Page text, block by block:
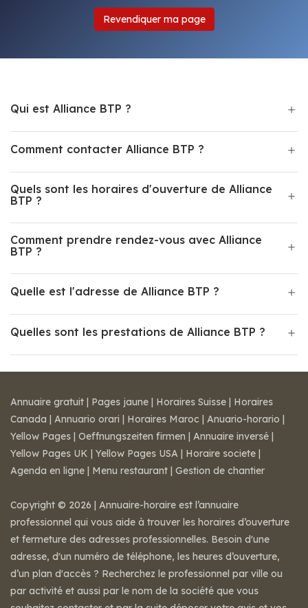
Revendiquer ma page
Qui est Alliance BTP ?
Comment contacter Alliance BTP ?
Quels sont les horaires d'ouverture de Alliance
BTP ?
Comment prendre rendez-vous avec Alliance
BTP ?
Quelle est l'adresse de Alliance BTP ?
Quelles sont les prestations de Alliance BTP ?
Annuaire gratuit | Pages jaune | Horaires Suisse | Horaires
Canada | Annuario orari | Horaires Maroc | Anuario-horario |
Yellow Pages | Oeffnungszeiten firmen | Annuaire inversé |
Yellow Pages UK | Yellow Pages USA | Horaire societe |
Agenda en ligne | Menu restaurant | Gestion de chantier
Copyright © 2026 | Annuaire-horaire est l’annuaire
professionnel qui vous aide à trouver les horaires d’ouverture
et fermeture des adresses professionnelles. Besoin d'une
adresse, d'un numéro de téléphone, les heures d’ouverture,
d’un plan d'accès ? Recherchez le professionnel par ville ou
par activité et aussi par le nom de la société que vous